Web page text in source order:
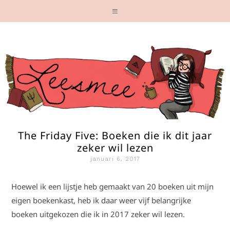
The Friday Five: Boeken die ik dit jaar
zeker wil lezen
januari 6, 2017
Hoewel ik een lijstje heb gemaakt van 20 boeken uit mijn
eigen boekenkast, heb ik daar weer vijf belangrijke
boeken uitgekozen die ik in 2017 zeker wil lezen.